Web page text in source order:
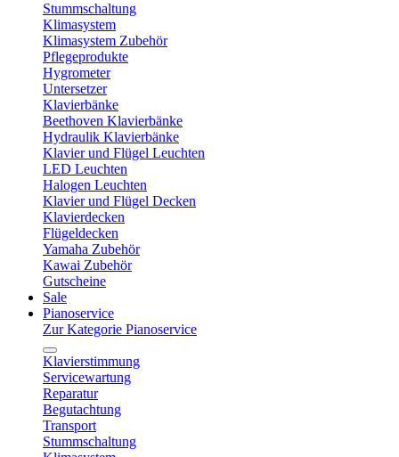
Stummschaltung
Klimasystem
Klimasystem Zubehör
Pflegeprodukte
Hygrometer
Untersetzer
Klavierbänke
Beethoven Klavierbänke
Hydraulik Klavierbänke
Klavier und Flügel Leuchten
LED Leuchten
Halogen Leuchten
Klavier und Flügel Decken
Klavierdecken
Flügeldecken
Yamaha Zubehör
Kawai Zubehör
Gutscheine
Sale
Pianoservice
Zur Kategorie Pianoservice
Klavierstimmung
Servicewartung
Reparatur
Begutachtung
Transport
Stummschaltung